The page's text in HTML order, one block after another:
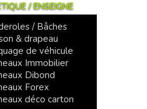
/ ENSEIGNE
/ Bâches
& drapeau
de véhicule
Immobilier
Dibond
Forex
déco carton